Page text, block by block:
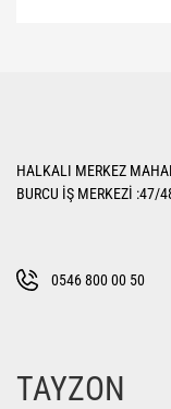
Ürün
Bu ürüne benzer
HALKALI MERKEZ
BURCU İŞ MERKEZİ
0546 800 00 50
TAYZON